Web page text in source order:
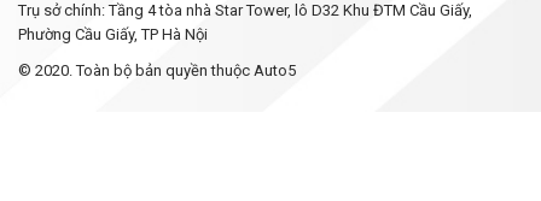
Trụ sở chính: Tầng 4 tòa nhà Star Tower, lô D32 Khu ĐTM Cầu Giấy,
Phường Cầu Giấy, TP Hà Nội
© 2020. Toàn bộ bản quyền thuộc Auto5